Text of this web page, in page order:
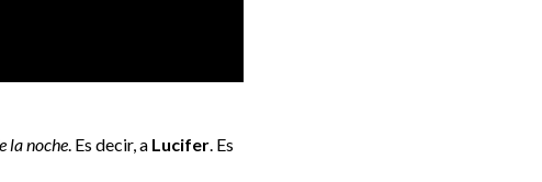
la noche. Es decir, a Lucifer. Es